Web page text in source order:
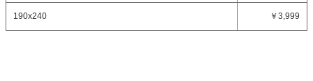
190x240 ￥3,999